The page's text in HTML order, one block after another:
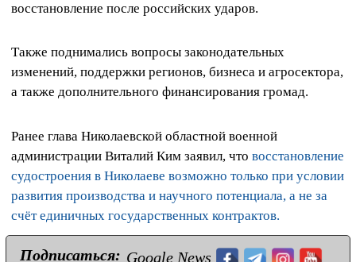
восстановление после российских ударов.
Также поднимались вопросы законодательных
изменений, поддержки регионов, бизнеса и агросектора,
а также дополнительного финансирования громад.
Ранее глава Николаевской областной военной
администрации Виталий Ким заявил, что восстановление
судостроения в Николаеве возможно только при условии
развития производства и научного потенциала, а не за
счёт единичных государственных контрактов.
Подписаться: Google News